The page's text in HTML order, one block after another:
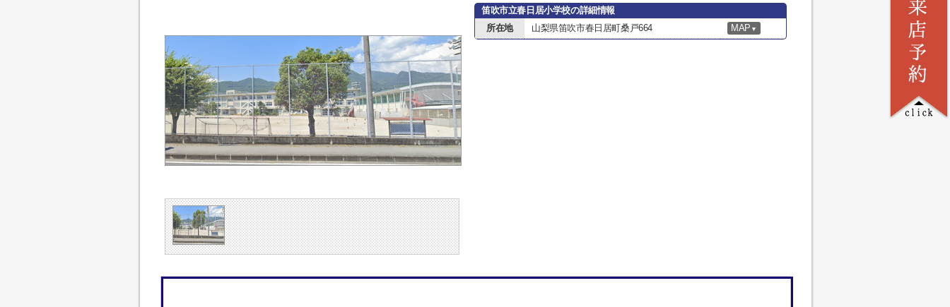
笛吹市立春日居小学校の詳細情報
所在地
山梨県笛吹市春日居町桑戸664 MAP ▼